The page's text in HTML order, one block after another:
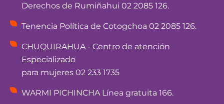
Derechos de Rumiñahui 02 2085 126.
Tenencia Política de Cotogchoa 02 2085 126.
CHUQUIRAHUA - Centro de atención
Especializado
para mujeres 02 233 1735
WARMI PICHINCHA Línea gratuita 166.